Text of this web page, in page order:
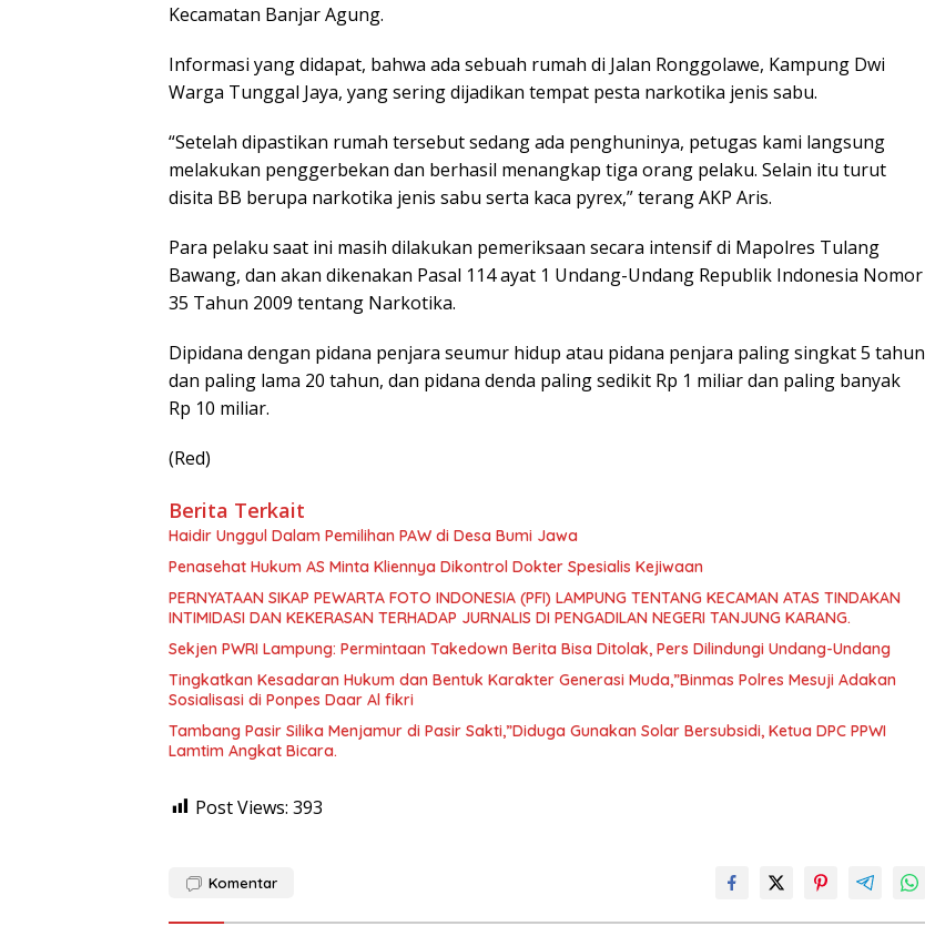
Kecamatan Banjar Agung.
Informasi yang didapat, bahwa ada sebuah rumah di Jalan Ronggolawe, Kampung Dwi
Warga Tunggal Jaya, yang sering dijadikan tempat pesta narkotika jenis sabu.
“Setelah dipastikan rumah tersebut sedang ada penghuninya, petugas kami langsung
melakukan penggerbekan dan berhasil menangkap tiga orang pelaku. Selain itu turut
disita BB berupa narkotika jenis sabu serta kaca pyrex,” terang AKP Aris.
Para pelaku saat ini masih dilakukan pemeriksaan secara intensif di Mapolres Tulang
Bawang, dan akan dikenakan Pasal 114 ayat 1 Undang-Undang Republik Indonesia Nomor
35 Tahun 2009 tentang Narkotika.
Dipidana dengan pidana penjara seumur hidup atau pidana penjara paling singkat 5 tahun
dan paling lama 20 tahun, dan pidana denda paling sedikit Rp 1 miliar dan paling banyak
Rp 10 miliar.
(Red)
Berita Terkait
Haidir Unggul Dalam Pemilihan PAW di Desa Bumi Jawa
Penasehat Hukum AS Minta Kliennya Dikontrol Dokter Spesialis Kejiwaan
PERNYATAAN SIKAP PEWARTA FOTO INDONESIA (PFI) LAMPUNG TENTANG KECAMAN ATAS TINDAKAN
INTIMIDASI DAN KEKERASAN TERHADAP JURNALIS DI PENGADILAN NEGERI TANJUNG KARANG.
Sekjen PWRI Lampung: Permintaan Takedown Berita Bisa Ditolak, Pers Dilindungi Undang-Undang
Tingkatkan Kesadaran Hukum dan Bentuk Karakter Generasi Muda,”Binmas Polres Mesuji Adakan
Sosialisasi di Ponpes Daar Al fikri
Tambang Pasir Silika Menjamur di Pasir Sakti,”Diduga Gunakan Solar Bersubsidi, Ketua DPC PPWI
Lamtim Angkat Bicara.
Post Views: 393
Komentar